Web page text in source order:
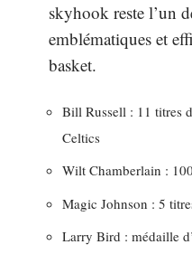
skyhook reste l’un
emblématiques et
basket.
Bill Russell : 11 titres
Celtics
Wilt Chamberlain :
Magic Johnson : 5
Larry Bird : médaille